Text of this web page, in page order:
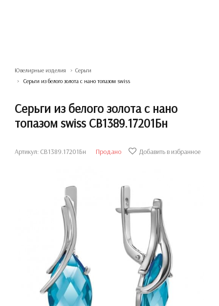
Ювелирные изделия
Серьги
Серьги из белого золота с нано топазом swiss
Серьги из белого золота с нано
топазом swiss СВ1389.17201Бн
Артикул: СВ1389.17201Бн Продано Добавить в избранное